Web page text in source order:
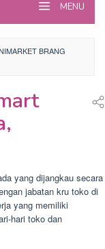
MENU
BRANG
yang dijangkau secara
jabatan kru toko di
yang memiliki
hari toko dan